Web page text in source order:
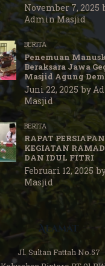
November 7, 2025
Admin Masjid
BERITA
Penemuan
Beraksara Jawa
Masjid Agung
Juni 22, 2025 by
Masjid
BERITA
RAPAT PERSIAPAN
KEGIATAN
DAN IDUL FITRI
Februari 12, 2025
Masjid
Alamat
Jl. Sultan Fattah No.57